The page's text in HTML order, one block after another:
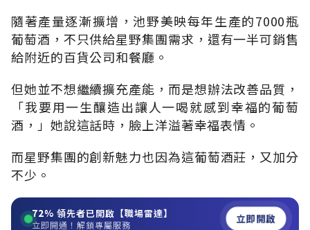
隨著產量逐漸擴增，池野美映每年生產的7000瓶
葡萄酒，不只供給星野集團需求，還有一半可銷售
給附近的百貨公司和餐廳。
但她並不想繼續擴充產能，而是想辦法改善品質，
「我要用一生釀造出讓人一喝就感到幸福的葡萄
酒，」她說這話時，臉上洋溢著幸福表情。
而星野集團的創新魅力也因為這葡萄酒莊，又加分
不少。
72% 領先者已開啟【職場雷達】
立即開通！解鎖專屬服務 立即開啟